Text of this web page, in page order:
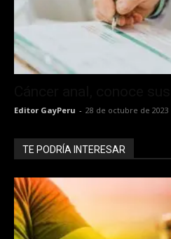
Editor GayPeru - 28 de octubre de 2023
TE PODRÍA INTERESAR